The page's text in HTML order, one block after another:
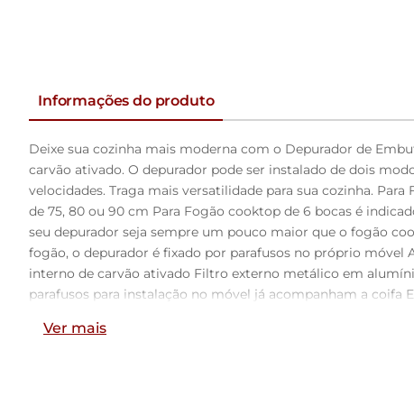
Informações do produto
Deixe sua cozinha mais moderna com o Depurador de
carvão ativado. O depurador pode ser instalado de dois
velocidades. Traga mais versatilidade para sua cozinha.
de 75, 80 ou 90 cm Para Fogão cooktop de 6 bocas é
seu depurador seja sempre um pouco maior que o fogão
fogão, o depurador é fixado por parafusos no próprio móvel
interno de carvão ativado Filtro externo metálico em
parafusos para instalação no móvel já acompanham a coifa
Profundidade 33,5 cm Peso 7,50 kg Dimensões da Caixa
Ver mais